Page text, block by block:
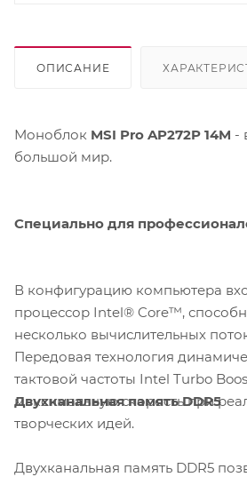
ОПИСАНИЕ
Моноблок MSI Pro AP272P 14M -
большой мир.
Специально для
В конфигурацию компьютера
процессор Intel® Core™,
несколько вычислительных
Передовая технология
тактовой частоты Intel Turbo
максимальную скорость при
творческих идей.
Двухканальная память DDR5
Двухканальная память DDR5